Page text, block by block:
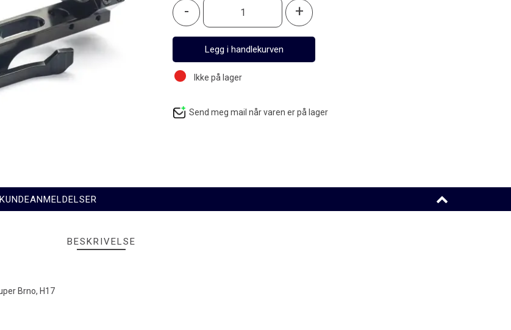
- +
Ikke på lager
Send meg mail når varen er på lager
KUNDEANMELDELSER
BESKRIVELSE
Brno, H17